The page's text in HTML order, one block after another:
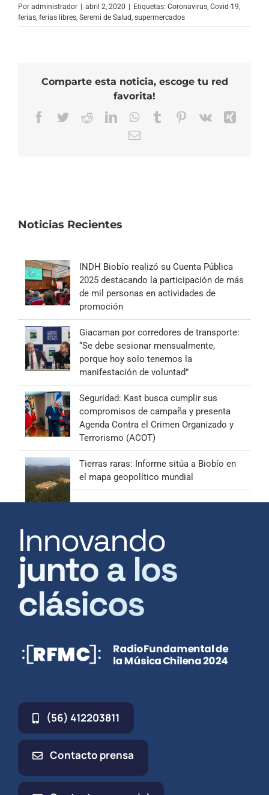
Por administrador abril 2, 2020 Etiquetas: Coronavirus, Covid-19,
ferias, ferias libres, Seremi de Salud, supermercados
Comparte esta noticia, escoge tu red
favorita!
Facebook
TwitterRedditLinkedInWhatsApp
TumblrPinterest
Vk
Correo
Noticias Recientes
INDH Biobío realizó su Cuenta Pública
2025 destacando la participación de más
de mil personas en actividades de
promoción
Giacaman por corredores de transporte:
“Se debe sesionar mensualmente,
porque hoy solo tenemos la
manifestación de voluntad”
Seguridad: Kast busca cumplir sus
compromisos de campaña y presenta
Agenda Contra el Crimen Organizado y
Terrorismo (ACOT)
Tierras raras: Informe sitúa a Biobío en
el mapa geopolítico mundial
Innovando
junto a los
clásicos
(56) 412203811
Contacto prensa